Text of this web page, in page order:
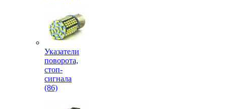
Указатели
поворота,
стоп-
сигнала
(86)